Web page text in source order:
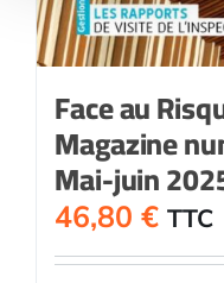
Face au
Magazine
Mai-juin
46,80 € TTC